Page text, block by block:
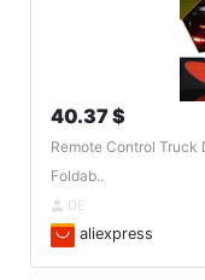
40.37 $
Remote Control Truck
Foldab..
DE
aliexpress